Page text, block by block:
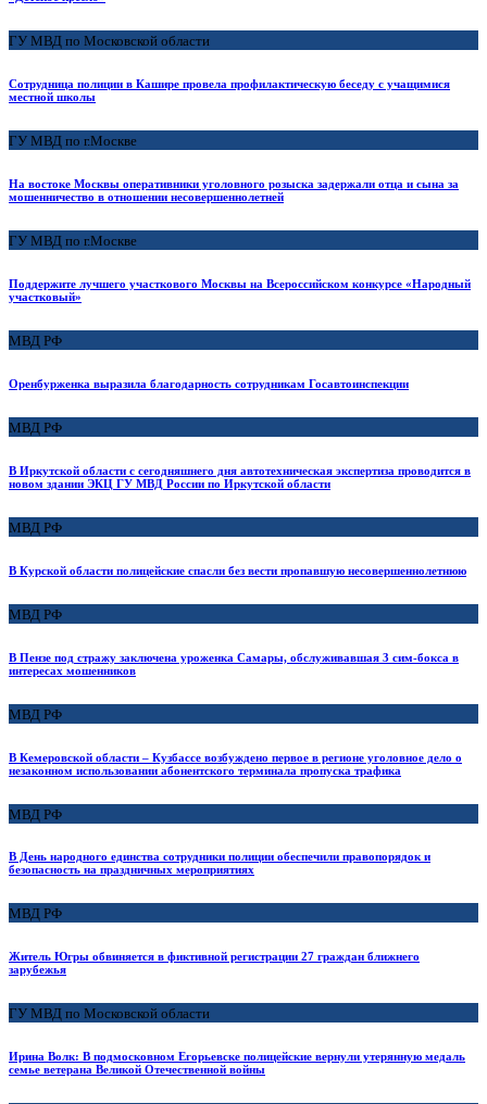
ГУ МВД по Московской области
Сотрудница полиции в Кашире провела профилактическую беседу с учащимися
местной школы
ГУ МВД по г.Москве
На востоке Москвы оперативники уголовного розыска задержали отца и сына за
мошенничество в отношении несовершеннолетней
ГУ МВД по г.Москве
Поддержите лучшего участкового Москвы на Всероссийском конкурсе «Народный
участковый»
МВД РФ
Оренбурженка выразила благодарность сотрудникам Госавтоинспекции
МВД РФ
В Иркутской области с сегодняшнего дня автотехническая экспертиза проводится в
новом здании ЭКЦ ГУ МВД России по Иркутской области
МВД РФ
В Курской области полицейские спасли без вести пропавшую несовершеннолетнюю
МВД РФ
В Пензе под стражу заключена уроженка Самары, обслуживавшая 3 сим-бокса в
интересах мошенников
МВД РФ
В Кемеровской области – Кузбассе возбуждено первое в регионе уголовное дело о
незаконном использовании абонентского терминала пропуска трафика
МВД РФ
В День народного единства сотрудники полиции обеспечили правопорядок и
безопасность на праздничных мероприятиях
МВД РФ
Житель Югры обвиняется в фиктивной регистрации 27 граждан ближнего
зарубежья
ГУ МВД по Московской области
Ирина Волк: В подмосковном Егорьевске полицейские вернули утерянную медаль
семье ветерана Великой Отечественной войны